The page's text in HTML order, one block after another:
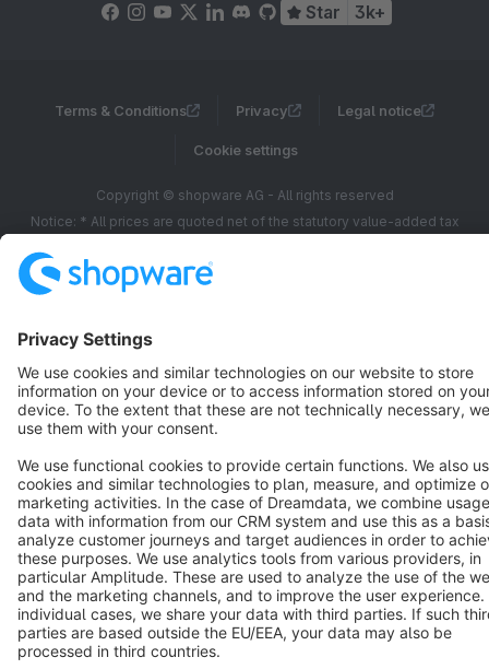
Star 3k+
Terms & Conditions Privacy Legal notice
Cookie settings
Copyright © shopware AG - All rights reserved
Notice: * All prices are quoted net of the statutory value-added tax